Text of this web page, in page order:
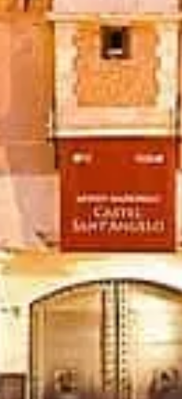
поради.
Castel Sant'Angelo.
З питань щодо квитків